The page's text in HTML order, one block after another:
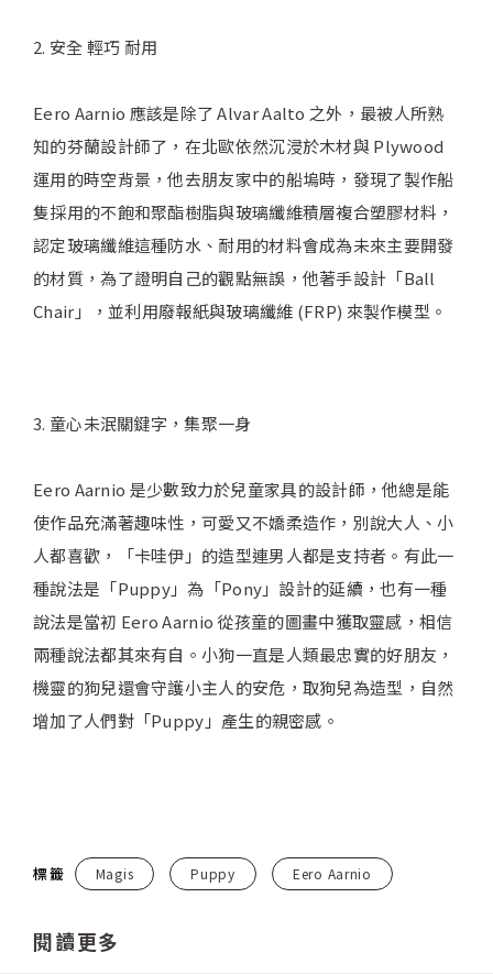
2. 安全 輕巧 耐用
Eero Aarnio 應該是除了 Alvar Aalto 之外，最被人所熟
知的芬蘭設計師了，在北歐依然沉浸於木材與 Plywood
運用的時空背景，他去朋友家中的船塢時，發現了製作船
隻採用的不飽和聚酯樹脂與玻璃纖維積層複合塑膠材料，
認定玻璃纖維這種防水、耐用的材料會成為未來主要開發
的材質，為了證明自己的觀點無誤，他著手設計「Ball
Chair」，並利用廢報紙與玻璃纖維 (FRP) 來製作模型。
3. 童心未泯關鍵字，集聚一身
Eero Aarnio 是少數致力於兒童家具的設計師，他總是能
使作品充滿著趣味性，可愛又不嬌柔造作，別說大人、小
人都喜歡，「卡哇伊」的造型連男人都是支持者。有此一
種說法是「Puppy」為「Pony」設計的延續，也有一種
說法是當初 Eero Aarnio 從孩童的圖畫中獲取靈感，相信
兩種說法都其來有自。小狗一直是人類最忠實的好朋友，
機靈的狗兒還會守護小主人的安危，取狗兒為造型，自然
增加了人們對「Puppy」產生的親密感。
標籤 Magis Puppy Eero Aarnio
閱讀更多